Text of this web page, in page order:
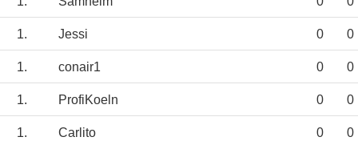
1. Jessi 0 0
1. conair1 0 0
1. ProfiKoeln 0 0
1. Carlito 0 0